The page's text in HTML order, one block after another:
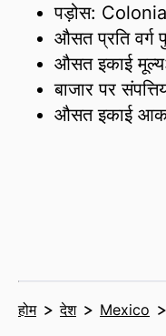
पड़ोस:
औसत प्रति वर्ग
औसत इकाई
बाजार पर
औसत इकाई
होम देश Mexico